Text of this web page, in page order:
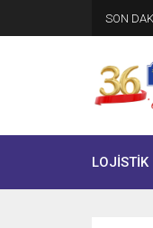
SON
LOJİSTİK